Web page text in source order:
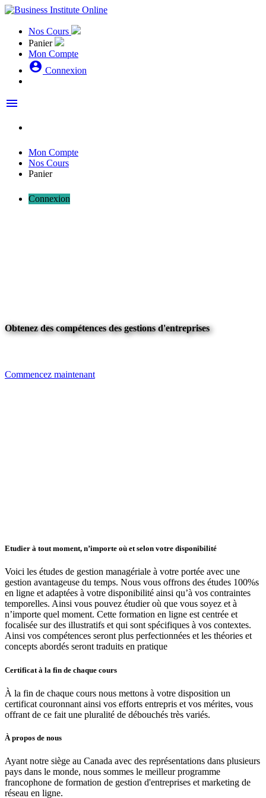
Nos Cours
Panier
Mon Compte
account_circle Connexion
menu
Mon Compte
Nos Cours
Panier
Connexion
Obtenez des compétences des gestions d'entreprises
Commencez maintenant
Etudier à tout moment, n’importe où et selon votre disponibilité
Voici les études de gestion managériale à votre portée avec une
gestion avantageuse du temps. Nous vous offrons des études 100%s
en ligne et adaptées à votre disponibilité ainsi qu’à vos contraintes
temporelles. Ainsi vous pouvez étudier où que vous soyez et à
n’importe quel moment. Cette formation en ligne est centrée et
focalisée sur des illustratifs et qui sont spécifiques à vos contextes.
Ainsi vos compétences seront plus perfectionnées et les théories et
concepts abordés seront traduits en pratique
Certificat à la fin de chaque cours
À la fin de chaque cours nous mettons à votre disposition un
certificat couronnant ainsi vos efforts entrepris et vos mérites, vous
offrant de ce fait une pluralité de débouchés très variés.
À propos de nous
Ayant notre siège au Canada avec des représentations dans plusieurs
pays dans le monde, nous sommes le meilleur programme
francophone de formation de gestion d'entreprises et marketing de
réseau en ligne.